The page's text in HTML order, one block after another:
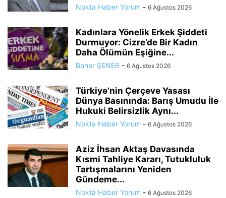
Nokta Haber Yorum - 6 Ağustos 2026
Kadınlara Yönelik Erkek Şiddeti
Durmuyor: Cizre’de Bir Kadın
Daha Ölümün Eşiğine...
Bahar ŞENER - 6 Ağustos 2026
Türkiye’nin Çerçeve Yasası
Dünya Basınında: Barış Umudu İle
Hukuki Belirsizlik Aynı...
Nokta Haber Yorum - 6 Ağustos 2026
Aziz İhsan Aktaş Davasında
Kısmi Tahliye Kararı, Tutukluluk
Tartışmalarını Yeniden
Gündeme...
Nokta Haber Yorum - 6 Ağustos 2026